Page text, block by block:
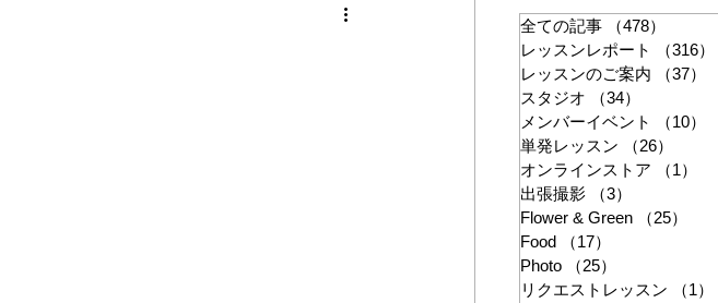
全ての記事 （478）
レッスンレポート
（316）
レッスンのご案内
（37）
スタジオ
（34）
メンバーイベント
（10）
単発レッスン
（26）
オンラインストア
（1）
出張撮影
（3）
Flower & Green
（25）
Food
（17）
Photo
（25）
リクエストレッスン
（1）